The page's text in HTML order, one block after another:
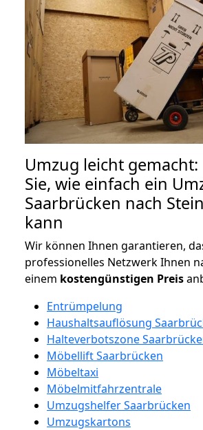
Umzug leicht
Sie, wie einfach ein
Saarbrücken nach
kann
Wir können Ihnen garantieren,
professionelles Netzwerk Ihnen
einem kostengünstigen Preis
Entrümpelung
Haushaltsauflösung
Halteverbotszone
Möbellift Saarbrücken
Möbeltaxi
Möbelmitfahrzentrale
Umzugshelfer Saarbrücken
Umzugskartons